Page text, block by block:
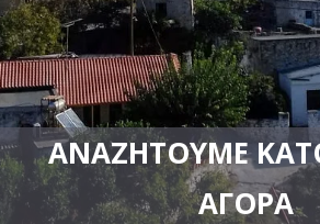
ΑΝΑΖΗΤΟΎΜΕ
ΑΓΟΡΆ